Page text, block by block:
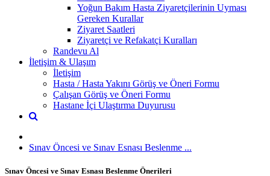
Yoğun Bakım Hasta Ziyaretçilerinin Uyması
Gereken Kurallar
Ziyaret Saatleri
Ziyaretçi ve Refakatçi Kuralları
Randevu Al
İletişim & Ulaşım
İletişim
Hasta / Hasta Yakını Görüş ve Öneri Formu
Çalışan Görüş ve Öneri Formu
Hastane İçi Ulaştırma Duyurusu
Sınav Öncesi ve Sınav Esnası Beslenme ...
Sınav Öncesi ve Sınav Esnası Beslenme Önerileri